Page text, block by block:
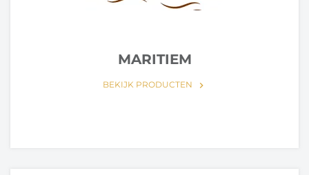
MARITIEM
BEKIJK PRODUCTEN keyboard_arrow_right